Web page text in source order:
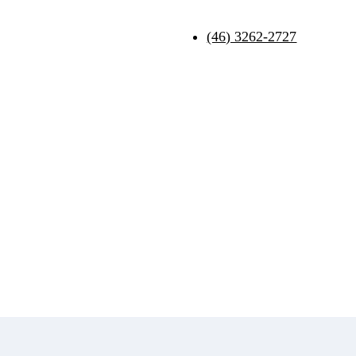
(46) 3262-2727